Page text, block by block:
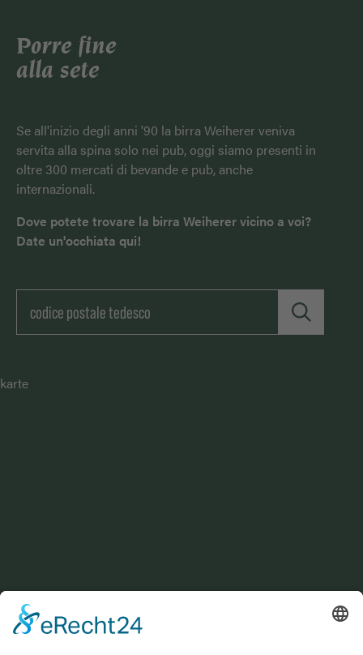
Porre fine
alla sete
Se all'inizio degli anni '90 la birra Weiherer veniva
servita alla spina solo nei pub, oggi siamo presenti in
oltre 300 mercati di bevande e pub, anche
internazionali.
Dove potete trovare la birra Weiherer vicino a voi?
Date un'occhiata qui!
karte